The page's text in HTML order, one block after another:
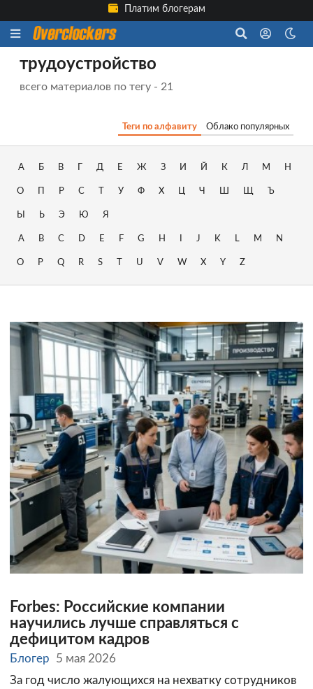
Платим блогерам
трудоустройство
всего материалов по тегу - 21
Теги по алфавиту Облако популярных
А Б В Д Е Ж З И Й К Л М Н
О Р С У Ф Х Ц Ч Ш Щ Ъ
Ы Ь Э Ю Я
A B C D E F G H J K L M N
O P Q R S U V W X Y Z
Forbes: Российские компании
научились лучше справляться с
дефицитом кадров
Блогер
5 мая 2026
За год число жалующихся на нехватку сотрудников